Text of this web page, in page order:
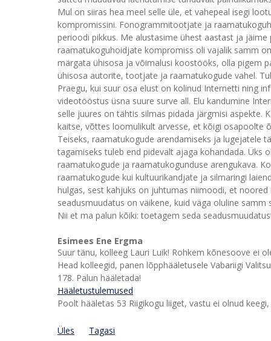
Mul on siiras hea meel selle üle, et vahepeal isegi
kompromissini. Fonogrammitootjate ja
perioodi pikkus. Me alustasime ühest aastast ja
raamatukoguhoidjate kompromiss oli vajalik samm
märgata ühisosa ja võimalusi koostööks, olla pigem
ühisosa autorite, tootjate ja raamatukogude vahel.
Praegu, kui suur osa elust on kolinud Internetti ning
videotööstus üsna suure surve all. Elu kandumine
selle juures on tähtis silmas pidada järgmisi aspekte.
kaitse, võttes loomulikult arvesse, et kõigi osapoolte
Teiseks, raamatukogude arendamiseks ja lugejatele
tagamiseks tuleb end pidevalt ajaga kohandada.
raamatukogude ja raamatukogunduse arengukava.
raamatukogude kui kultuurikandjate ja silmaringi
hulgas, sest kahjuks on juhtumas niimoodi, et
seadusmuudatus on väikene, kuid väga oluline
Nii et ma palun kõiki: toetagem seda
Esimees Ene Ergma
Suur tänu, kolleeg Lauri Luik! Rohkem kõnesoove ei
Head kolleegid, panen lõpphääletusele Vabariigi
178. Palun hääletada!
Hääletustulemused
Poolt hääletas 53 Riigikogu liiget, vastu ei olnud
Üles Tagasi